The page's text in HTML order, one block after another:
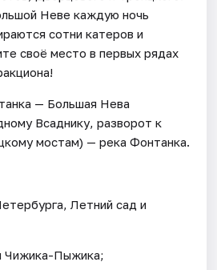
Неве каждую ночь
сотни катеров и
своё место в первых рядах
— Большая Нева
Всаднику, разворот к
мостам) — река Фонтанка.
Летний сад и
Чижика-Пыжика;